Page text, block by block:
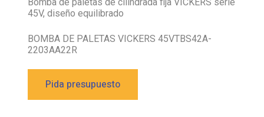
Bomba de paletas de cilindrada fija VICKERS serie
45V, diseño equilibrado
BOMBA DE PALETAS VICKERS 45VTBS42A-
2203AA22R
Pida presupuesto